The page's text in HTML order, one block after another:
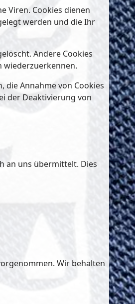
Viren. Cookies dienen
werden und die Ihr
Andere Cookies
wiederzuerkennen.
die Annahme von Cookies
der Deaktivierung von
an uns übermittelt. Dies
Wir behalten